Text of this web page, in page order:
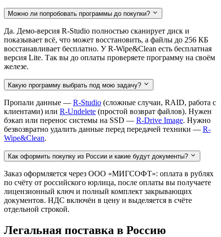
Можно ли попробовать программы до покупки?
Да. Демо-версия R-Studio полностью сканирует диск и
показывает всё, что может восстановить, а файлы до 256 КБ
восстанавливает бесплатно. У R-Wipe&Clean есть бесплатная
версия Lite. Так вы до оплаты проверяете программу на своём
железе.
Какую программу выбрать под мою задачу?
Пропали данные — R-Studio (сложные случаи, RAID, работа с
клиентами) или R-Undelete (простой возврат файлов). Нужен
бэкап или перенос системы на SSD — R-Drive Image. Нужно
безвозвратно удалить данные перед передачей техники — R-
Wipe&Clean.
Как оформить покупку из России и какие будут документы?
Заказ оформляется через ООО «МИГСОФТ»: оплата в рублях
по счёту от российского юрлица, после оплаты вы получаете
лицензионный ключ и полный комплект закрывающих
документов. НДС включён в цену и выделяется в счёте
отдельной строкой.
Легальная поставка в Россию